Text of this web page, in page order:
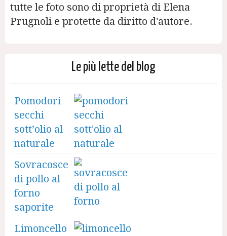
tutte le foto sono di proprietà di Elena
Prugnoli e protette da diritto d'autore.
Le più lette del blog
Pomodori
secchi
sott’olio al
naturale
Sovracosce
di pollo al
forno
saporite
Limoncello